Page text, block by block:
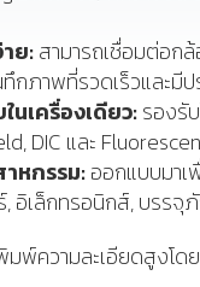
ย:สามารถเชื่อมต่อก
กภาพที่รวดเร็วและมี
นเครื่องเดียว:รองรั
DIC และ
หกรรม:ออกแบบมาเ
, อิเล็กทรอนิกส์, บรร
มพ์ความละเอียดสูงโด